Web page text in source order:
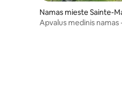
Namas mieste Sainte-
Apvalus medinis namas